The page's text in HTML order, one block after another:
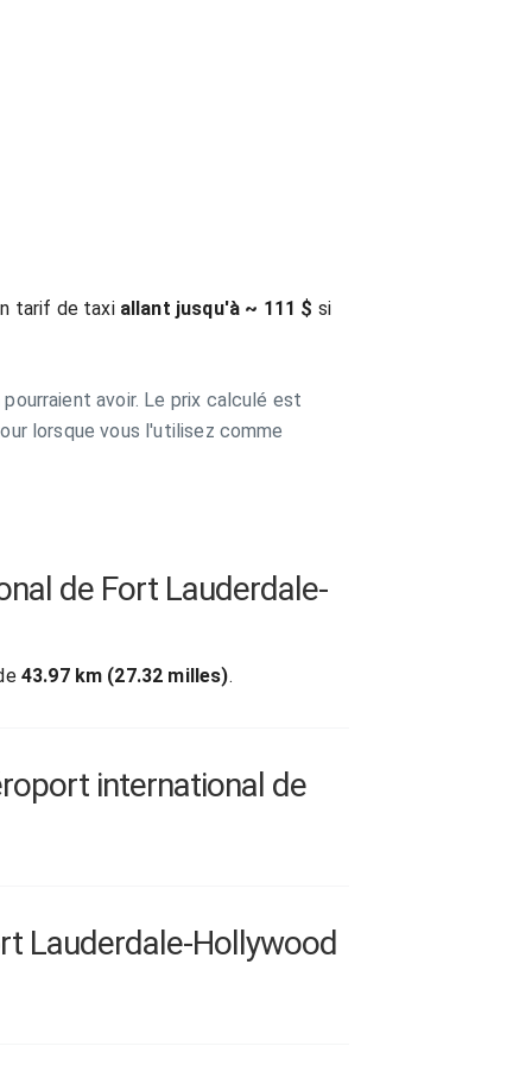
tarif de taxi allant jusqu'à ~ 111 $ si
avoir. Le prix calculé est
lorsque vous l'utilisez comme
de Fort Lauderdale-
43.97 km (27.32 milles).
international de
Lauderdale-Hollywood